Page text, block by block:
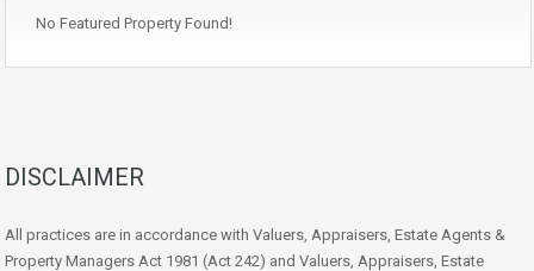
No Featured Property Found!
DISCLAIMER
All practices are in accordance with Valuers, Appraisers, Estate Agents &
Property Managers Act 1981 (Act 242) and Valuers, Appraisers, Estate